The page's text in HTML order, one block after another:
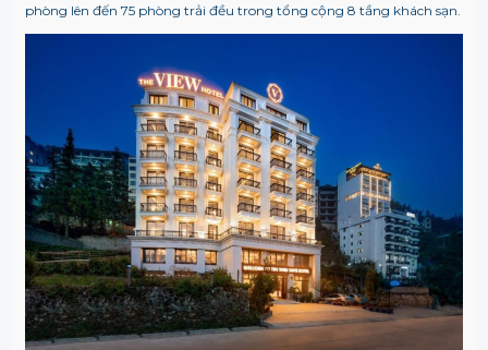
phòng lên đến 75 phòng trải đều trong tổng cộng 8 tầng khách sạn.